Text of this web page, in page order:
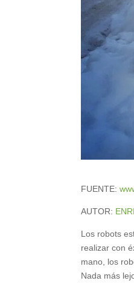
FUENTE:
AUTOR:
Los robots
realizar con
mano, los
Nada más